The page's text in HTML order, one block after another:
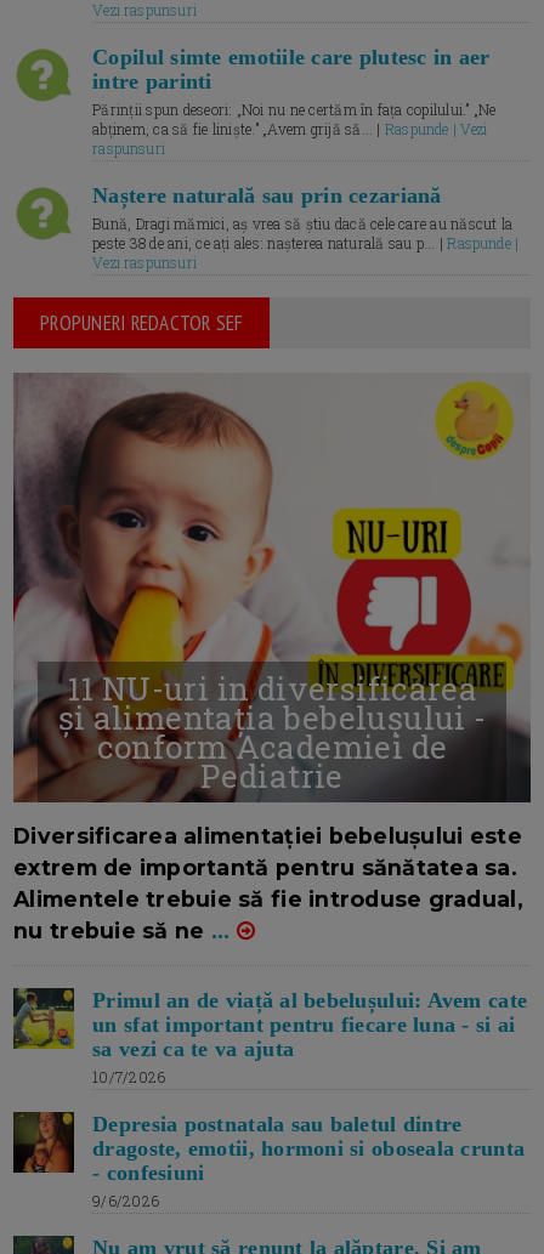
Vezi raspunsuri
Copilul simte emotiile care plutesc in aer
intre parinti
Părinții spun deseori: „Noi nu ne certăm în fața copilului.” „Ne
abținem, ca să fie liniște.” „Avem grijă să... | Raspunde | Vezi
raspunsuri
Naștere naturală sau prin cezariană
Bună, Dragi mămici, aș vrea să știu dacă cele care au născut la
peste 38 de ani, ce ați ales: nașterea naturală sau p... |Raspunde |
Vezi raspunsuri
PROPUNERI REDACTOR SEF
11 NU-uri in diversificarea
și alimentația bebelușului -
conform Academiei de
Pediatrie
Diversificarea alimentației bebelușului este
extrem de importantă pentru sănătatea sa.
Alimentele trebuie să fie introduse gradual,
nu trebuie să ne ...
Primul an de viață al bebelușului: Avem cate
un sfat important pentru fiecare luna - si ai
sa vezi ca te va ajuta
10/7/2026
Depresia postnatala sau baletul dintre
dragoste, emotii, hormoni si oboseala crunta
- confesiuni
9/6/2026
Nu am vrut să renunț la alăptare. Si am